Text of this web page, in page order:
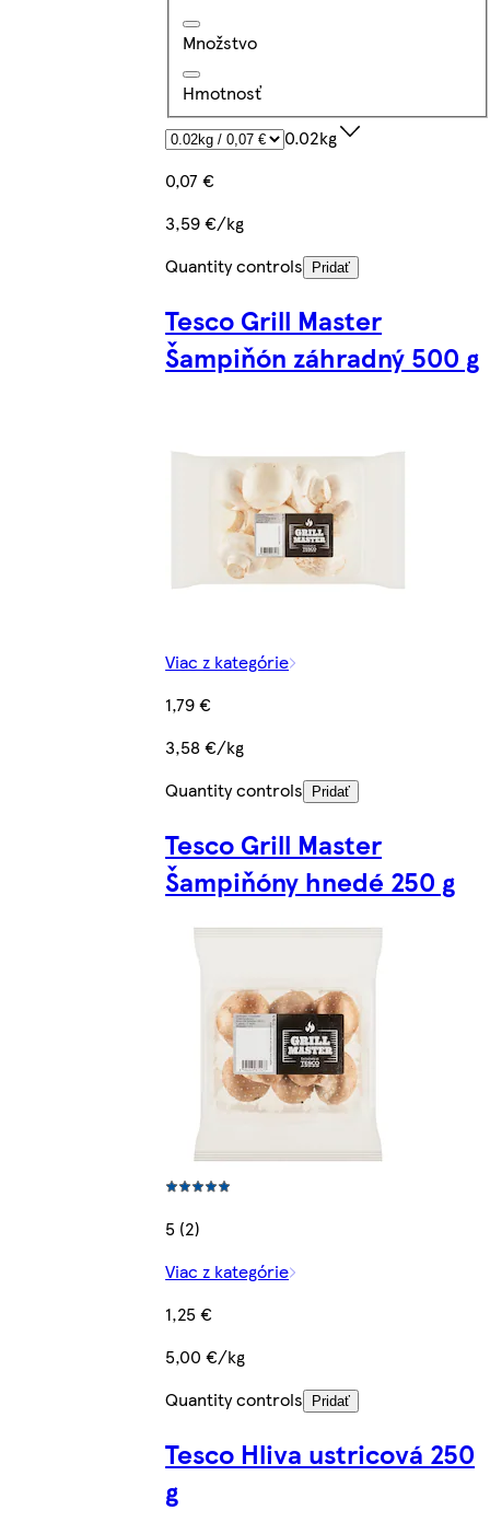
Množstvo
Hmotnosť
0.02kg
0,07 €
3,59 €/kg
Quantity controls
Pridať
Tesco Grill Master
Šampiňón záhradný 500 g
Viac z kategórie
1,79 €
3,58 €/kg
Quantity controls
Pridať
Tesco Grill Master
Šampiňóny hnedé 250 g
5 (2)
Viac z kategórie
1,25 €
5,00 €/kg
Quantity controls
Pridať
Tesco Hliva ustricová 250
g